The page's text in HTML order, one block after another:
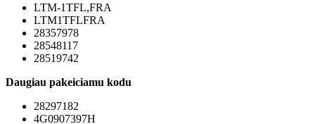
LTM-1TFL,FRA
LTM1TFLFRA
28357978
28548117
28519742
Daugiau pakeiciamu kodu
28297182
4G0907397H